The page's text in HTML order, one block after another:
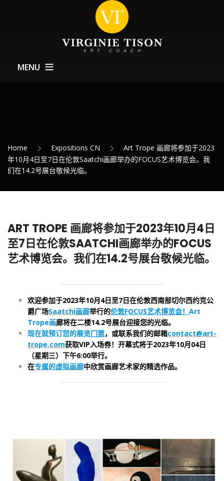
MENU
Expositions – 展览
最新消息
Home Expositions CN
Art Trope 画廊将参加于2023
年10月4日至7日在伦敦Saatchi画廊举办的FOCUS艺术博览会。我
们在14.2号展台敬候光临。
ART TROPE 画廊将参加于2023年10月4日
至7日在伦敦SAATCHI画廊举办的FOCUS
艺术博览会。我们在14.2号展台敬候光临。
欢迎参加于2023年10月4日至7日在伦敦西南部切尔西约克公
爵广场Saatchi画廊举行的伦敦FOCUS艺术博览会！ Art
Trope画廊将在二楼14.2号展台迎接您的光临。
现在就预订您的展览门票，或联系我们的邮箱contact@art-
trope.com获取VIP入场券！开幕式将于2023年10月04日
（星期三）下午6:00举行。
在专属的虚拟画廊中欣赏画廊艺术家的精选作品。